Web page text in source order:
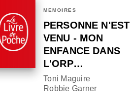
MÉMOIRES
PERSONNE N'EST
VENU - MON
ENFANCE DANS
L'ORP…
Toni Maguire
Robbie Garner